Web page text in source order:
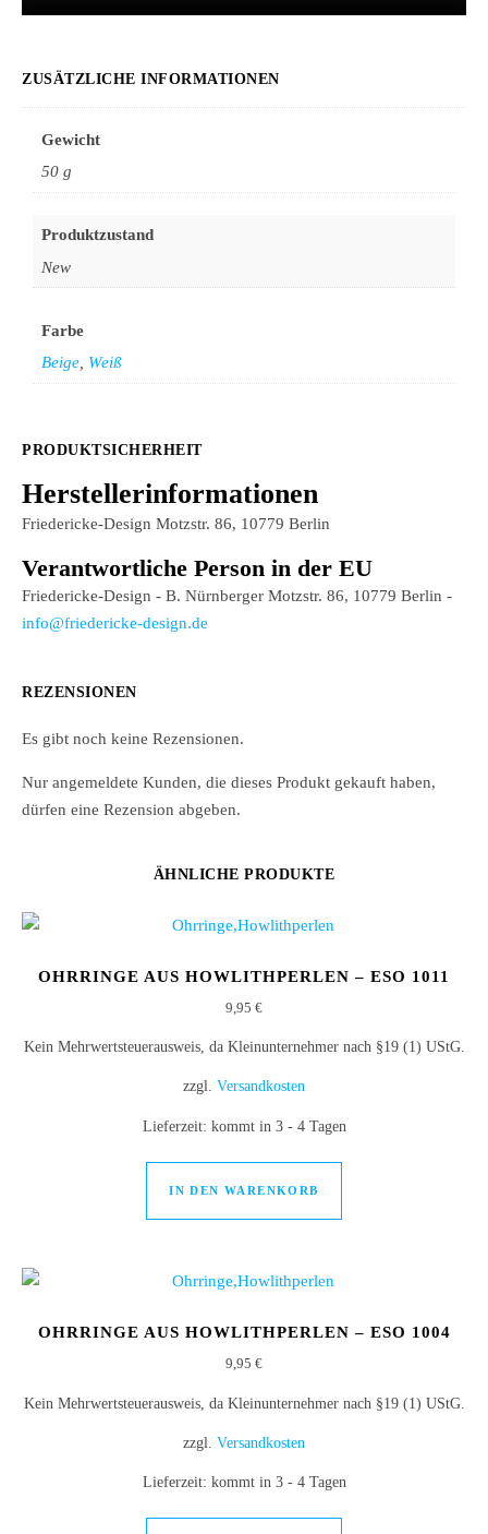
ZUSÄTZLICHE INFORMATIONEN
Gewicht
50 g
Produktzustand
New
Farbe
Beige, Weiß
PRODUKTSICHERHEIT
Herstellerinformationen
Friedericke-Design Motzstr. 86, 10779 Berlin
Verantwortliche Person in der EU
Friedericke-Design - B. Nürnberger Motzstr. 86, 10779 Berlin -
info@friedericke-design.de
REZENSIONEN
Es gibt noch keine Rezensionen.
Nur angemeldete Kunden, die dieses Produkt gekauft haben,
dürfen eine Rezension abgeben.
ÄHNLICHE PRODUKTE
OHRRINGE AUS HOWLITHPERLEN – ESO 1011
9,95 €
Kein Mehrwertsteuerausweis, da Kleinunternehmer nach §19 (1) UStG.
zzgl. Versandkosten
Lieferzeit: kommt in 3 - 4 Tagen
IN DEN WARENKORB
OHRRINGE AUS HOWLITHPERLEN – ESO 1004
9,95 €
Kein Mehrwertsteuerausweis, da Kleinunternehmer nach §19 (1) UStG.
zzgl. Versandkosten
Lieferzeit: kommt in 3 - 4 Tagen